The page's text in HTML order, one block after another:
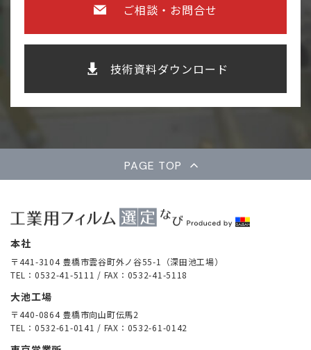
ご相談・お問合せ
技術資料ダウンロード
PAGE TOP
本社
〒441-3104 豊橋市雲谷町外ノ谷55-1（深田池工場）
TEL：0532-41-5111 / FAX：0532-41-5118
大池工場
〒440-0864 豊橋市向山町伝馬2
TEL：0532-61-0141 / FAX：0532-61-0142